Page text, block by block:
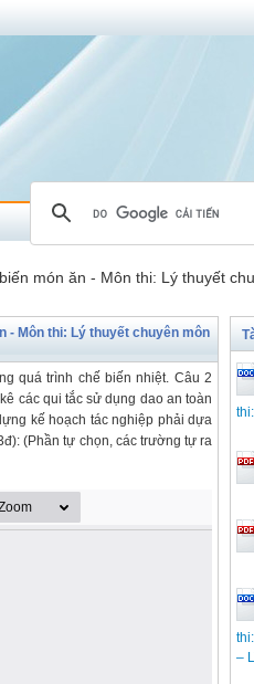
món ăn - Môn thi: Lý thuyết
- Môn thi: Lý thuyết chuyên môn
quá trình chế biến nhiệt. Câu 2
các qui tắc sử dụng dao an toàn
kế hoạch tác nghiệp phải dựa
(Phần tự chọn, các trường tự ra
–